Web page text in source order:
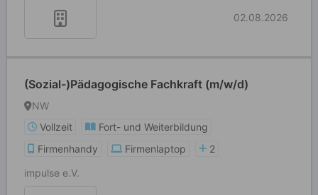
02.08.2026
(Sozial-)Pädagogische Fachkraft (m/w/d)
NW
Vollzeit
Fort- und Weiterbildung
Firmenhandy
Firmenlaptop
2
impulse e.V.